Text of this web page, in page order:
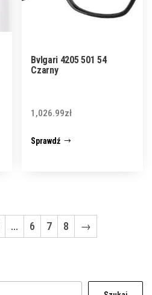
Bvlgari 4205 501 54
Czarny
1,026.99zł
Sprawdź
… 6 7 8 →